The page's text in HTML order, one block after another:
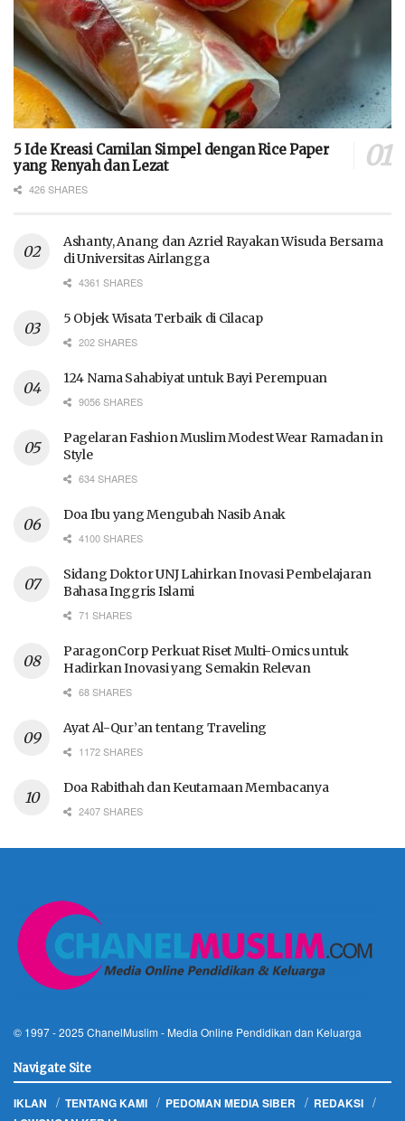
5 Ide Kreasi Camilan Simpel dengan Rice Paper
yang Renyah dan Lezat
426 SHARES
Ashanty, Anang dan Azriel Rayakan Wisuda Bersama
di Universitas Airlangga
4361 SHARES
5 Objek Wisata Terbaik di Cilacap
202 SHARES
124 Nama Sahabiyat untuk Bayi Perempuan
9056 SHARES
Pagelaran Fashion Muslim Modest Wear Ramadan in
Style
634 SHARES
Doa Ibu yang Mengubah Nasib Anak
4100 SHARES
Sidang Doktor UNJ Lahirkan Inovasi Pembelajaran
Bahasa Inggris Islami
71 SHARES
ParagonCorp Perkuat Riset Multi-Omics untuk
Hadirkan Inovasi yang Semakin Relevan
68 SHARES
Ayat Al-Qur’an tentang Traveling
1172 SHARES
Doa Rabithah dan Keutamaan Membacanya
2407 SHARES
© 1997 - 2025 ChanelMuslim - Media Online Pendidikan dan Keluarga
Navigate Site
IKLAN TENTANG KAMI PEDOMAN MEDIA SIBER
REDAKSI